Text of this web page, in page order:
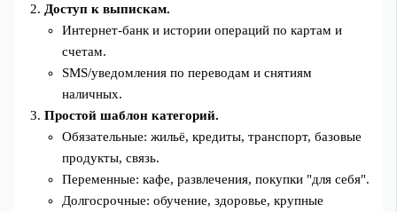
Доступ к выпискам.
Интернет‑банк и истории операций по картам и
счетам.
SMS/уведомления по переводам и снятиям
наличных.
Простой шаблон категорий.
Обязательные: жильё, кредиты, транспорт, базовые
продукты, связь.
Переменные: кафе, развлечения, покупки "для себя".
Долгосрочные: обучение, здоровье, крупные